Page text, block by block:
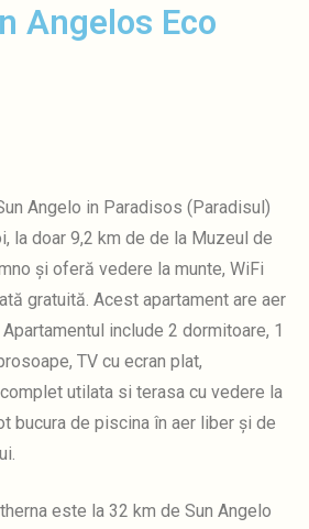
Angelos Eco
Angelo in Paradisos (Paradisul)
la doar 9,2 km de de la Muzeul de
și oferă vedere la munte, WiFi
gratuită. Acest apartament are aer
Apartamentul include 2 dormitoare, 1
TV cu ecran plat,
utilata si terasa cu vedere la
bucura de piscina în aer liber și de
este la 32 km de Sun Angelo